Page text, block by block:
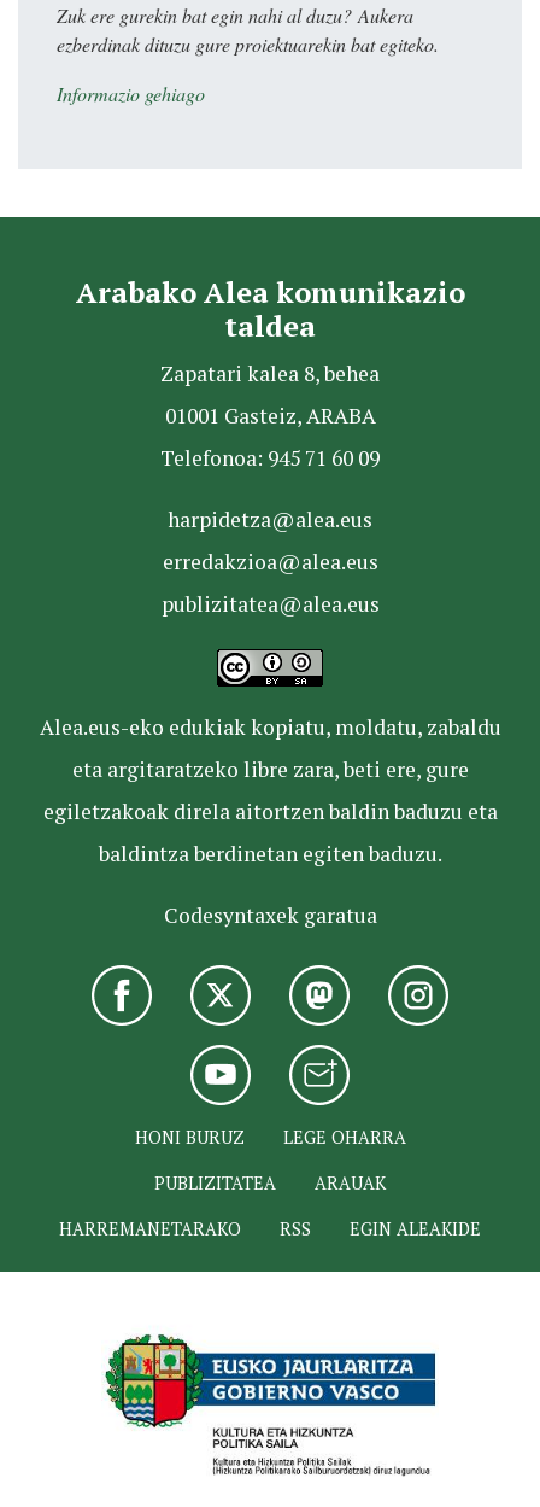
Zuk ere gurekin bat egin nahi al duzu? Aukera
ezberdinak dituzu gure proiektuarekin bat egiteko.
Informazio gehiago
Arabako Alea komunikazio
taldea
Zapatari kalea 8, behea
01001 Gasteiz, ARABA
Telefonoa: 945 71 60 09
harpidetza@alea.eus
erredakzioa@alea.eus
publizitatea@alea.eus
Alea.eus-eko edukiak kopiatu, moldatu, zabaldu
eta argitaratzeko libre zara, beti ere, gure
egiletzakoak direla aitortzen baldin baduzu eta
baldintza berdinetan egiten baduzu.
Codesyntaxek garatua
HONI BURUZ
LEGE OHARRA
PUBLIZITATEA
ARAUAK
HARREMANETARAKO
RSS EGIN ALEAKIDE